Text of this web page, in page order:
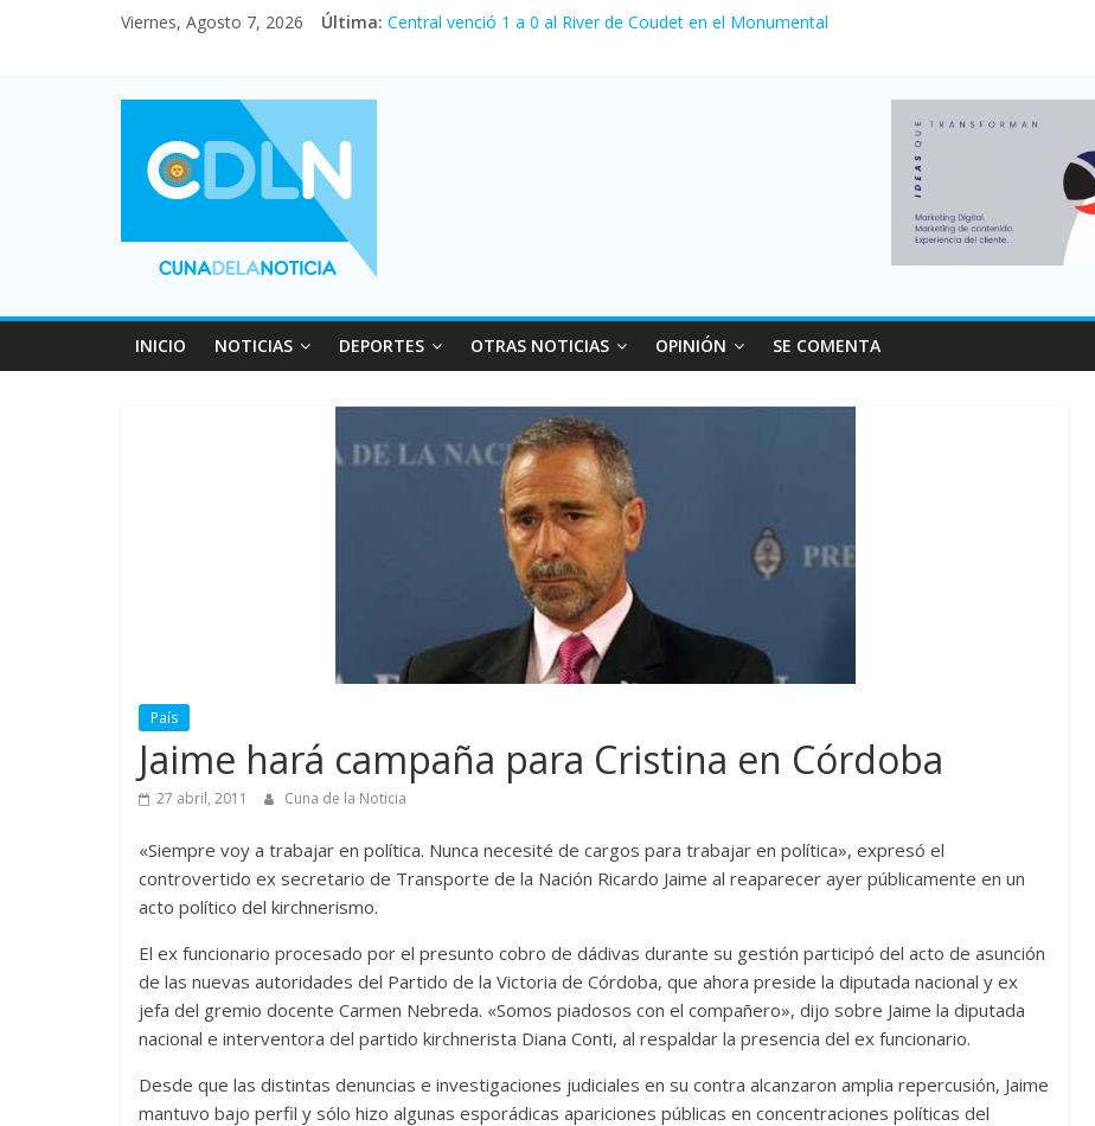
Viernes, Agosto 7, 2026 Última: Central venció 1 a 0 al River de Coudet en el Monumental
Vacaciones de invierno con más movimiento y consumo turístico: 4,6 millones de personas
Fuerte caída de la venta de autos usados en julio: bajó un 12,6% interanual
INICIO NOTICIAS DEPORTES OTRAS NOTICIAS OPINIÓN SE COMENTA
País
Jaime hará campaña para Cristina en Córdoba
27 abril, 2011 Cuna de la Noticia
«Siempre voy a trabajar en política. Nunca necesité de cargos para trabajar en política», expresó el
controvertido ex secretario de Transporte de la Nación Ricardo Jaime al reaparecer ayer públicamente en un
acto político del kirchnerismo.
El ex funcionario procesado por el presunto cobro de dádivas durante su gestión participó del acto de asunción
de las nuevas autoridades del Partido de la Victoria de Córdoba, que ahora preside la diputada nacional y ex
jefa del gremio docente Carmen Nebreda. «Somos piadosos con el compañero», dijo sobre Jaime la diputada
nacional e interventora del partido kirchnerista Diana Conti, al respaldar la presencia del ex funcionario.
Desde que las distintas denuncias e investigaciones judiciales en su contra alcanzaron amplia repercusión, Jaime
mantuvo bajo perfil y sólo hizo algunas esporádicas apariciones públicas en concentraciones políticas del